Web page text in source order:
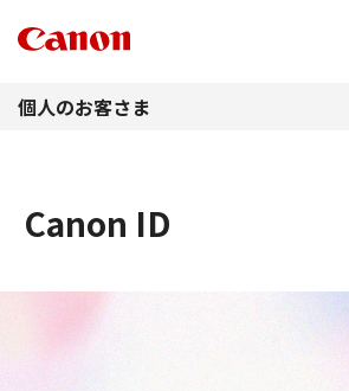
個人のお客さま
Canon ID